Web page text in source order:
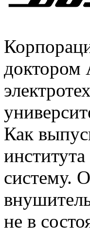
доктором
Как
систему.
не в